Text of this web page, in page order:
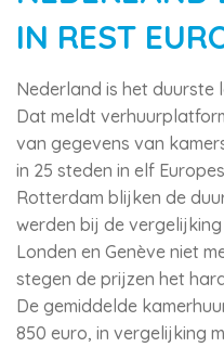
IN REST
Nederland is het duurste
Dat meldt
van gegevens van
in 25 steden in elf
Rotterdam blijken de
werden bij de
Londen en Genève niet
stegen de prijzen het
De gemiddelde
850 euro, in vergelijking